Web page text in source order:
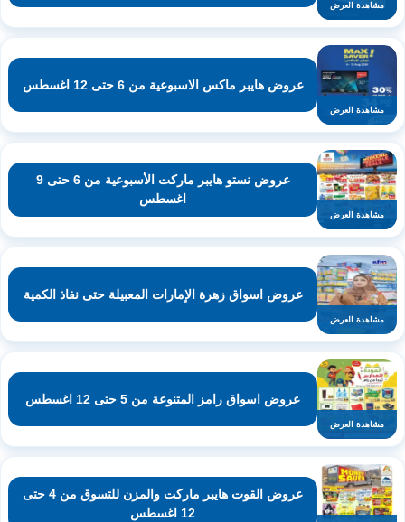
مشاهدة العرض
مشاهدة العرض
عروض هايبر ماكس الاسبوعية من 6 حتى 12 اغسطس
مشاهدة العرض
عروض نستو هايبر ماركت الأسبوعية من 6 حتى 9
اغسطس
مشاهدة العرض
عروض اسواق زهرة الإمارات المعبيلة حتى نفاذ الكمية
مشاهدة العرض
عروض اسواق رامز المتنوعة من 5 حتى 12 اغسطس
عروض القوت هايبر ماركت والمزن للتسوق من 4 حتى
12 اغسطس